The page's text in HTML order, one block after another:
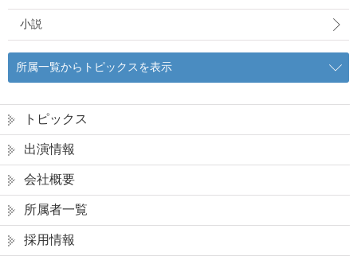
小説
所属一覧からトピックスを表示
トピックス
出演情報
会社概要
所属者一覧
採用情報